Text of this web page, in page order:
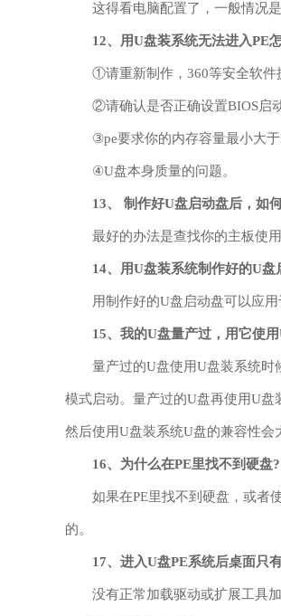
这得看电脑配置了，一般情况
12、 用U盘装系统无法进入PE
①请重新制作，360等安全软件
②请确认是否正确设置BIOS启
③pe要求你的内存容量最小大于
④U盘本身质量的问题。
13、 制作好U盘启动盘后，如
最好的办法是查找你的主板使用
14、 用U盘装系统制作好的U
用制作好的U盘启动盘可以应
15、 我的U盘量产过，用它使
量产过的U盘使用U盘装系统时
模式启动。量产过的U盘再使用U盘
然后使用U盘装系统U盘的兼容性会
16、 为什么在PE里找不到硬盘?
如果在PE里找不到硬盘，或者
的。
17、 进入U盘PE系统后桌面只
没有正常加载驱动或扩展工具